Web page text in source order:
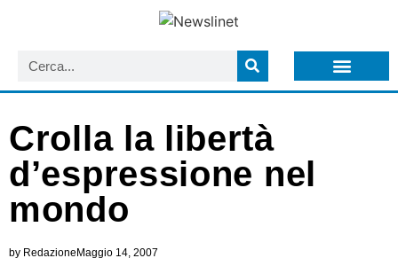
Crolla la libertà
d’espressione nel
mondo
by RedazioneMaggio 14, 2007